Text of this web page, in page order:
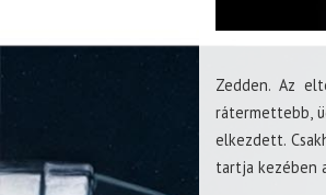
Zedden. Az
rátermettebb,
elkezdett.
tartja kezében